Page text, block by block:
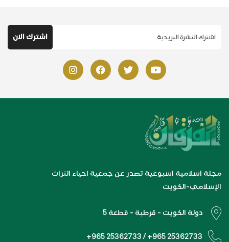
مجلة اسلامية اسبوعية تصدر عن جمعية احياء التراث
الإسلامي-الكويت
دولة الكويت - قرطبة - قطعة 5
+965 25362733 / +965 25362733